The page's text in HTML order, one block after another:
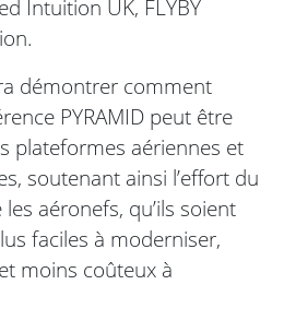
Intuition UK, FLYBY
démontrer comment
PYRAMID peut être
plateformes aériennes et
soutenant ainsi l’effort du
aéronefs, qu’ils soient
faciles à moderniser,
moins coûteux à